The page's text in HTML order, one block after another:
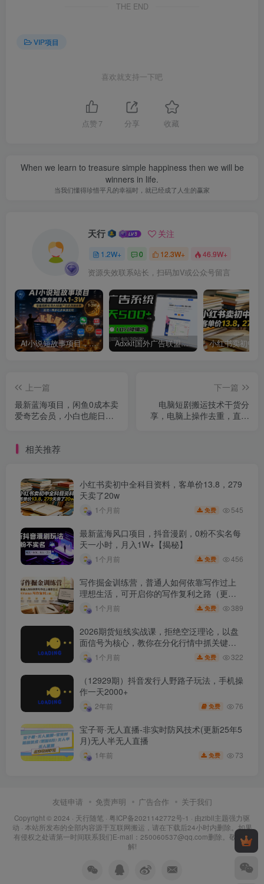
THE END
VIP项目
喜欢就支持一下吧
点赞 7 分享 收藏
When we learn to treasure simple happiness then we will be
winners in life.
当我们懂得珍惜平凡的幸福时，就已经成了人生的赢家
天行 关注
1.2W+ 0 12.3W+ 46.9W+
资源失效联系站长，扫码加V或公众号留言
AI小说短故事项目，大佬亲测月入1-3W，零基础教你用AI批量产出优质短故事，实现一稿多吃多渠道变现 Adxkit国外广告联盟系统，一天上500+广告，让你的投放更加高效简单！
上一篇
最新蓝海项目，闲鱼0成本卖
爱奇艺会员，小白也能日入3
下一篇
电脑短剧搬运技术干货分
享，电脑上操作去重，直接
相关推荐
小红书卖初中全科目资料，客单价13.8，279
天卖了20w
1个月前 免费 545
最新蓝海风口项目，抖音漫剧，0粉不实名每
天一小时，月入1W+【揭秘】
1个月前 免费 456
写作掘金训练营，普通人如何依靠写作过上
理想生活，可开启你的写作复利之路（更新6
月） 1个月前 免费 389
2026期货短线实战课，拒绝空泛理论，以盘
面信号为核心，教你在分化行情中抓关键品
种、避诱多陷阱
1个月前 免费 322
（12929期）抖音发行人野路子玩法，手机操
作一天2000+
2年前 免费 76
宝子哥·无人直播-非实时防风技术(更新25年5
月)无人半无人直播
1年前 免费 73
友链申请 免责声明 广告合作 关于我们
Copyright © 2024 · 天行随笔 · 粤ICP备2021142772号-1 · 由zibll主题强力驱
动 · 本站所发布的全部内容源于互联网搬运，请在下载后24小时内删除。如果
有侵权之处请第一时间联系我们E-mail：250060537@qq.com删除。敬请谅
解!